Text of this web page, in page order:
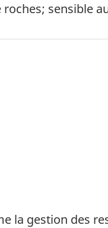
sensible
la gestion des